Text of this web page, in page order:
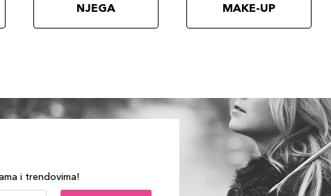
NJEGA MAKE-UP
i trendovima!